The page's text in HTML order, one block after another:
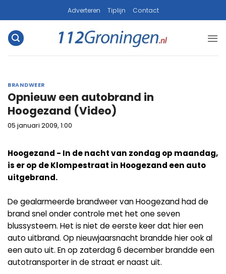
naar
inhoud
Adverteren Tiplijn Contact
BRANDWEER
Opnieuw een autobrand in
Hoogezand (Video)
05 januari 2009, 1:00
Hoogezand - In de nacht van zondag op maandag,
is er op de Klompestraat in Hoogezand een auto
uitgebrand.
De gealarmeerde brandweer van Hoogezand had de
brand snel onder controle met het one seven
blussysteem. Het is niet de eerste keer dat hier een
auto uitbrand. Op nieuwjaarsnacht brandde hier ook al
een auto uit. En op zaterdag 6 december brandde een
autotransporter in de straat er naast uit.